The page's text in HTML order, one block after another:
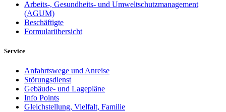
Arbeits-, Gesundheits- und Umweltschutzmanagement
(AGUM)
Beschäftigte
Formularübersicht
Service
Anfahrtswege und Anreise
Störungsdienst
Gebäude- und Lagepläne
Info Points
Gleichstellung, Vielfalt, Familie